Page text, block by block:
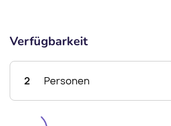
Verfügbarkeit
2 Personen